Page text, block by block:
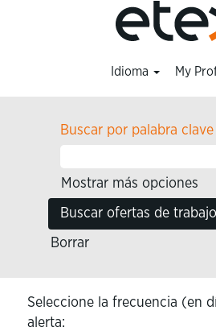
Idioma My
Buscar por palabra clave
Mostrar más opciones
Borrar
Seleccione la frecuencia (en
alerta: